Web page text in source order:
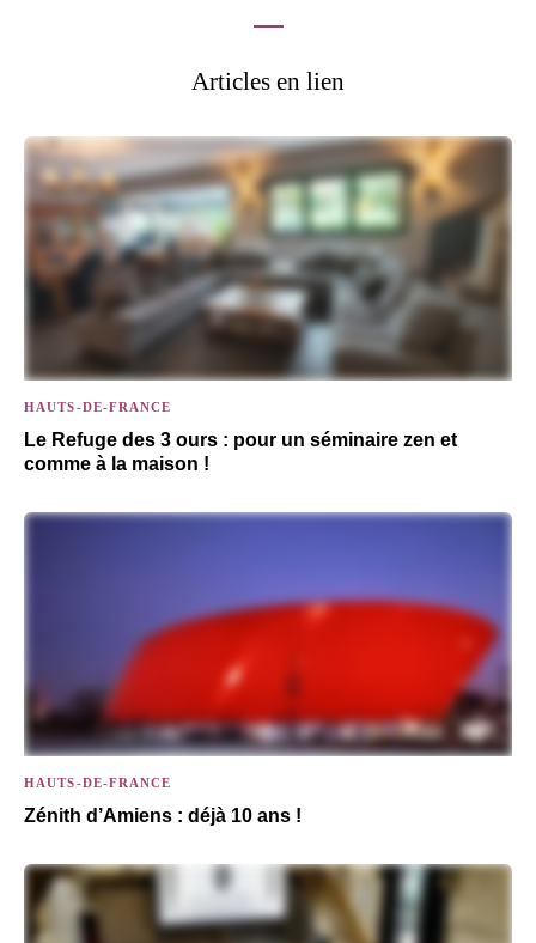
Articles en lien
HAUTS-DE-FRANCE
Le Refuge des 3 ours : pour un séminaire zen et
comme à la maison !
HAUTS-DE-FRANCE
Zénith d’Amiens : déjà 10 ans !